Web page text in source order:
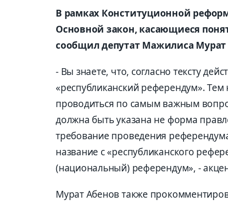
В рамках Конституционной
Основной закон, касающиеся
сообщил депутат Мажилиса
- Вы знаете, что, согласно тексту
«республиканский референдум».
проводиться по самым важным
должна быть указана не форма
требование проведения
название с «республиканского
(национальный) референдум», -
Мурат Абенов также